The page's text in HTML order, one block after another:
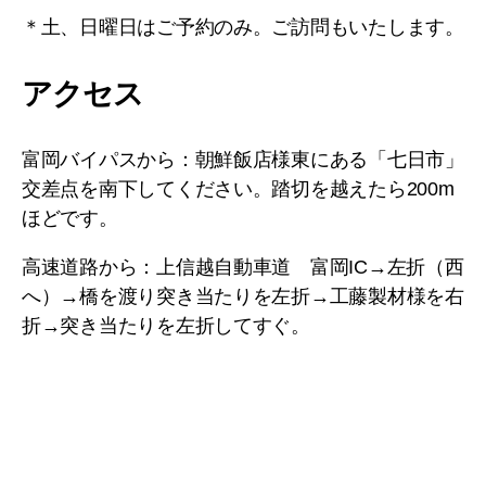
＊土、日曜日はご予約のみ。ご訪問もいたします。
アクセス
富岡バイパスから：朝鮮飯店様東にある「七日市」
交差点を南下してください。踏切を越えたら200m
ほどです。
高速道路から：上信越自動車道 富岡IC→左折（西
へ）→橋を渡り突き当たりを左折→工藤製材様を右
折→突き当たりを左折してすぐ。